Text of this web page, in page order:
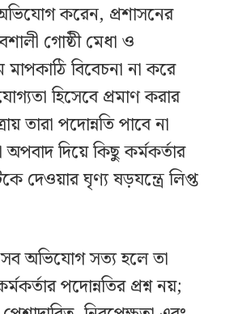
করেন, প্রশাসনের
গোষ্ঠী মেধা ও
বিবেচনা না করে
হিসেবে প্রমাণ করার
তারা পদোন্নতি পাবে না
দিয়ে কিছু কর্মকর্তার
দেওয়ার ঘৃণ্য ষড়যন্ত্রে লিপ্ত
অভিযোগ সত্য হলে তা
পদোন্নতির প্রশ্ন নয়;